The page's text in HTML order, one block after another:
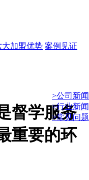
大加盟优势 案例见证
>公司新闻
>行业新闻
>常见问题
督学服务
重要的环